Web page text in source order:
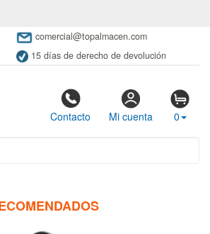
comercial@topalmacen.com
15 días de derecho de devolución
Contacto Mi cuenta 0